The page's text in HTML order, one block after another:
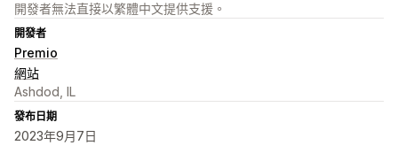
開發者無法直接以繁體中文提供支援。
開發者
Premio
網站
Ashdod, IL
發布日期
2023年9月7日